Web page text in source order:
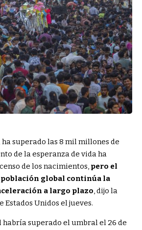
superado las 8 mil millones de
de la esperanza de vida ha
de los nacimientos, pero el
global continúa la
a largo plazo, dijo la
Estados Unidos el jueves.
habría superado el umbral el 26 de